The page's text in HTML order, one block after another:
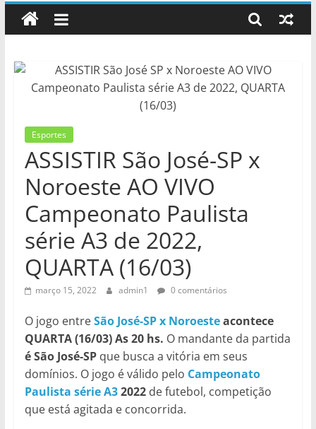
Esportes
ASSISTIR São José-SP x
Noroeste AO VIVO
Campeonato Paulista
série A3 de 2022,
QUARTA (16/03)
março 15, 2022 admin1 0 comentários
O jogo entreSão José-SP x Noroesteacontece
QUARTA (16/03) As 20 hs. O mandante da partida
é São José-SP que busca a vitória em seus
domínios. O jogo é válido pelo Campeonato
Paulista série A32022de futebol, competição
que está agitada e concorrida.